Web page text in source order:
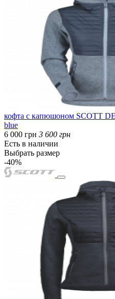
кофта с капюшоном SCOTT
blue
6 000 грн 3 600 грн
Есть в наличии
Выбрать размер
-40%